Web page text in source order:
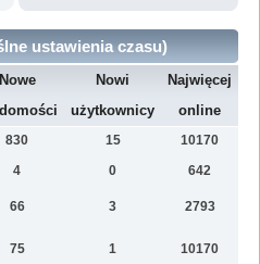
ustawienia czasu)
Nowe
Nowi
użytkownicy
Najwięcej
online
830 15 10170
4 0 642
66 3 2793
75 1 10170